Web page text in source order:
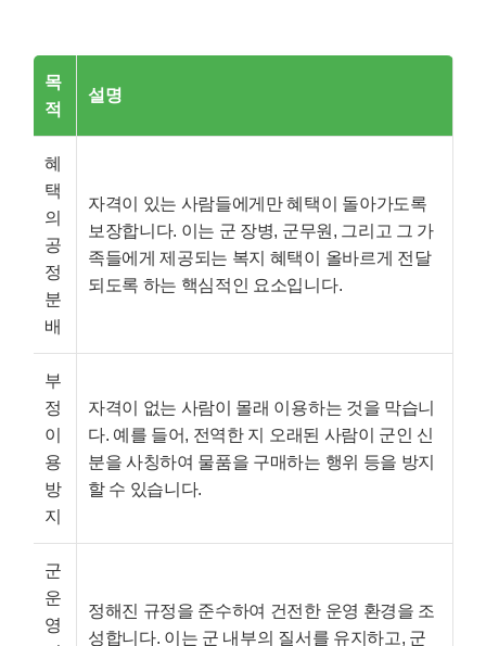
목
적
설명
혜
택
의
공
정
분
배
자격이 있는 사람들에게만 혜택이 돌아가도록
보장합니다. 이는 군 장병, 군무원, 그리고 그 가
족들에게 제공되는 복지 혜택이 올바르게 전달
되도록 하는 핵심적인 요소입니다.
부
정
이
용
방
지
자격이 없는 사람이 몰래 이용하는 것을 막습니
다. 예를 들어, 전역한 지 오래된 사람이 군인 신
분을 사칭하여 물품을 구매하는 행위 등을 방지
할 수 있습니다.
군
운
영
정해진 규정을 준수하여 건전한 운영 환경을 조
성합니다. 이는 군 내부의 질서를 유지하고, 군